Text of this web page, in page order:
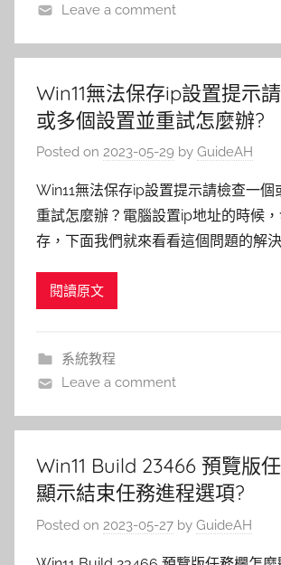
Leave a comment
Win11無法保存ip設置提示
或多個設置並重試怎麼辦?
Posted on 2023-05-29 by GuideAH
Win11無法保存ip設置提示請檢查一個
重試怎麼辦？電腦設置ip地址的時候
存，下面我們就來看看這個問題的解
閱讀原文
系統教程
Leave a comment
Win11 Build 23466 預覽版
顯示結束任務進程選項?
Posted on 2023-05-27 by GuideAH